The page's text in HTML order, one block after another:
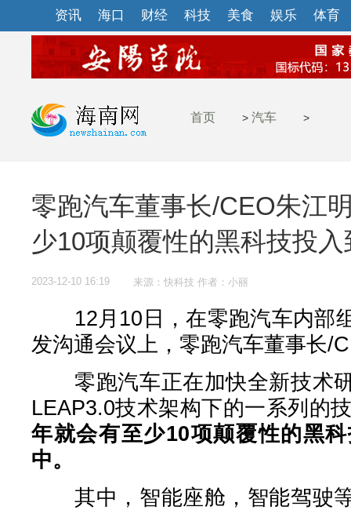
资讯 海口 财经 科技 美食 娱乐 体育
首页 > 汽车 >
零跑汽车董事长/CEO朱江
少10项颠覆性的黑科技投
2023-12-10 16:19 来源：快科技 作者：小丽
12月10日，在零跑汽车内部
发沟通会议上，零跑汽车董事长/
零跑汽车正在加快全新技术
LEAP3.0技术架构下的一系列的
年就会有至少10项颠覆性的黑
中。
其中，智能座舱，智能驾驶